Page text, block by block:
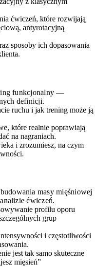
ćwiczeń, które rozwijają
antyrotacyjną
sposoby ich dopasowania
funkcjonalny —
definicji.
ruchu i jak trening może ją
które realnie poprawiają
na nagraniach.
i zrozumiesz, na czym
masy mięśniowej
ćwiczeń.
profilu oporu
grup
i częstotliwości
jest tak samo skuteczne
mięsień”